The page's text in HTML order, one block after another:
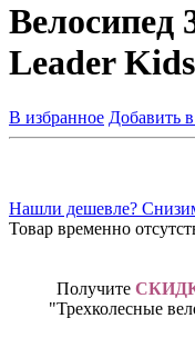
Велосипед
Leader
В избранное Добавить
Нашли дешевле?
Товар временно
Получите
"Трехколесные